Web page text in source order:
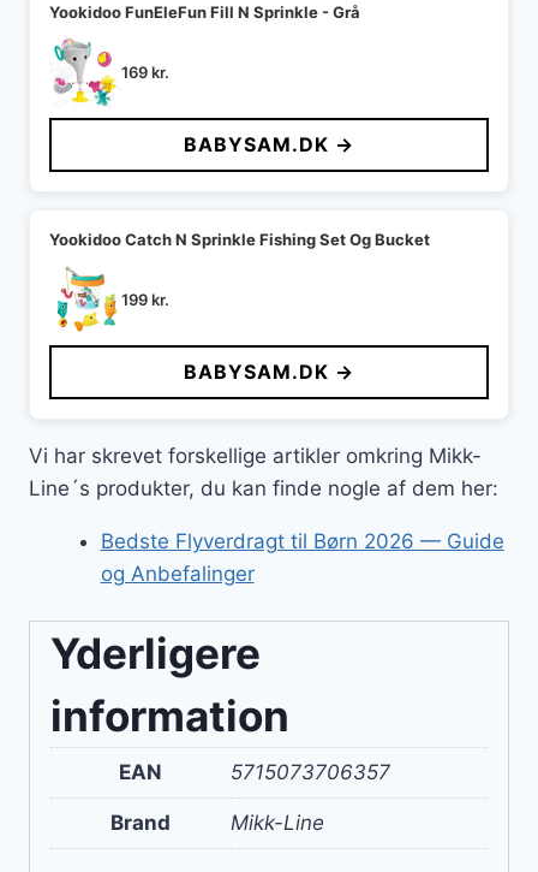
Yookidoo FunEleFun Fill N Sprinkle - Grå
169kr.
BABYSAM.DK →
Yookidoo Catch N Sprinkle Fishing Set Og Bucket
199kr.
BABYSAM.DK →
Vi har skrevet forskellige artikler omkring Mikk-
Line´s produkter, du kan finde nogle af dem her:
Bedste Flyverdragt til Børn 2026 — Guide
og Anbefalinger
Yderligere
information
EAN 5715073706357
Brand Mikk-Line